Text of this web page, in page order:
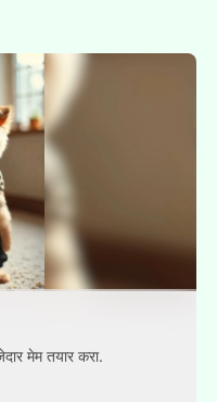
मेम तयार करा.